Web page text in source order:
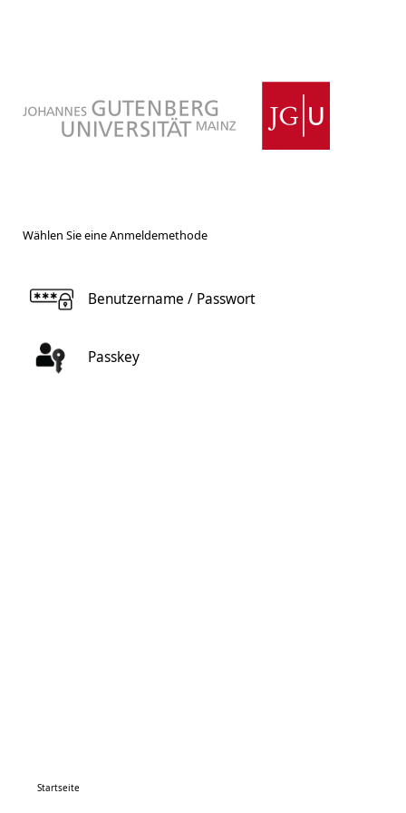
Wählen Sie eine Anmeldemethode
Benutzername / Passwort
Passkey
Startseite